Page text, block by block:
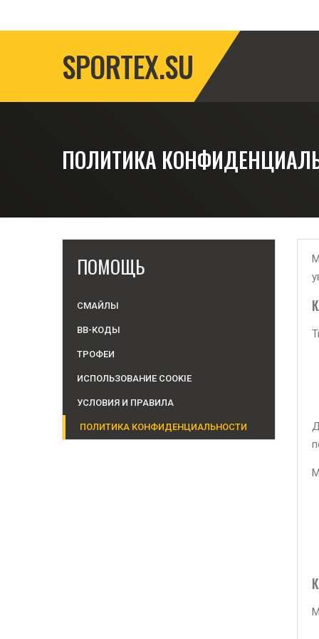
SPORTEX.SU
ПОЛИТИКА
ПОМОЩЬ
СМАЙЛЫ
BB-КОДЫ
ТРОФЕИ
ИСПОЛЬЗОВАНИЕ COOKIE
УСЛОВИЯ И ПРАВИЛА
ПОЛИТИКА КОНФИДЕНЦИАЛЬНОСТИ